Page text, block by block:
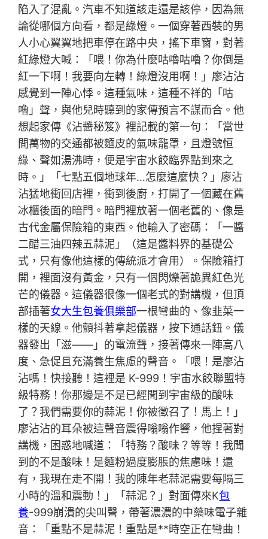
陷入了混亂。汽車不知道該走還是該停，因為無
論從哪個方向看，都是綠燈。一個穿著西裝的男
人小心翼翼地把車停在路中央，搖下車窗，對著
紅綠燈大喊：「喂！你為什麼咕嚕咕嚕？你倒是
紅一下啊！我要向左轉！綠燈沒用啊！」廖沾沾
感覺到一陣心悸。這種氣味，這種不祥的「咕
嚕」聲，與他兒時聽到的家傳預言不謀而合。他
想起家傳《沾醬秘笈》裡記載的第一句：「當世
間萬物的交通都被麵皮的氣味籠罩，且燈號恒
綠、聲如湯沸時，便是宇宙水餃臨界點到來之
時。」「七點五個地球年…怎麼這麼快？」廖沾
沾猛地衝回店裡，衝到後廚，打開了一個藏在舊
冰櫃後面的暗門。暗門裡放著一個老舊的、像是
古代金屬保險箱的東西。他輸入了密碼：「一醬
二醋三油四辣五蒜泥」（這是醬料界的基礎公
式，只有像他這樣的傳統派才會用）。保險箱打
開，裡面沒有黃金，只有一個閃爍著詭異紅色光
芒的儀器。這儀器很像一個老式的對講機，但頂
部插著女大生包養俱樂部一根彎曲的、像韭菜一
樣的天線。他顫抖著拿起儀器，按下通話鈕。儀
器發出「滋——」的電流聲，接著傳來一陣高八
度、急促且充滿養生焦慮的聲音。「喂！是廖沾
沾嗎！快接聽！這裡是 K-999！宇宙水餃聯盟特
級特務！你那邊是不是已經聞到宇宙級的酸味
了？我們需要你的蒜泥！你被徵召了！馬上！」
廖沾沾的耳朵被這聲音震得嗡嗡作響，他捏著對
講機，困惑地喊道：「特務？酸味？等等！我聞
到的不是酸味！是麵粉過度膨脹的焦慮味！還
有，我現在走不開！我的陳年老蒜泥需要每隔三
小時的溫和震動！」「蒜泥？」對面傳來K包
養-999崩潰的尖叫聲，帶著濃濃的中藥味電子雜
音：「重點不是蒜泥！重點是**時空正在彎曲！